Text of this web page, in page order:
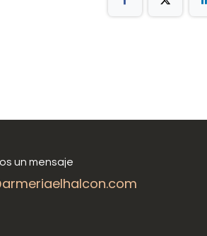
un mensaje